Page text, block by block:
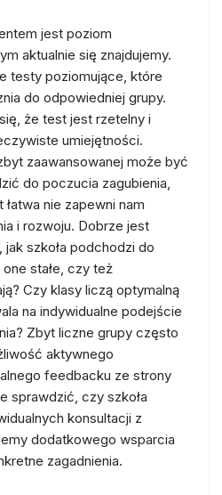
jest poziom
aktualnie się znajdujemy.
testy poziomujące, które
do odpowiedniej grupy.
że test jest rzetelny i
umiejętności.
zaawansowanej może być
do poczucia zagubienia,
nie zapewni nam
i rozwoju. Dobrze jest
szkoła podchodzi do
stałe, czy też
Czy klasy liczą optymalną
na indywidualne podejście
Zbyt liczne grupy często
aktywnego
feedbacku ze strony
sprawdzić, czy szkoła
konsultacji z
dodatkowego wsparcia
zagadnienia.